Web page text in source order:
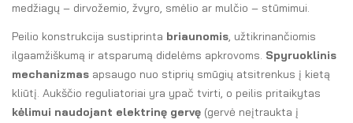
medžiagų – dirvožemio, žvyro, smėlio ar mulčio – stūmimui.
Peilio konstrukcija sustiprinta briaunomis, užtikrinančiomis
ilgaamžiškumą ir atsparumą didelėms apkrovoms. Spyruoklinis
mechanizmas apsaugo nuo stiprių smūgių atsitrenkus į kietą
kliūtį. Aukščio reguliatoriai yra ypač tvirti, o peilis pritaikytas
kėlimui naudojant elektrinę gervę (gervė neįtraukta į